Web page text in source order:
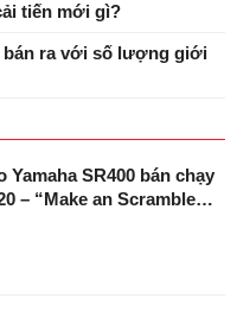
tiến mới gì?
bán ra với số lượng giới
Yamaha SR400 bán chạy
– “Make an Scramble…